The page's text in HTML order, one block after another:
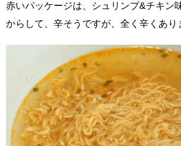
赤いパッケージは、シュリンプ&チキン
からして、辛そうですが、全く辛くあり